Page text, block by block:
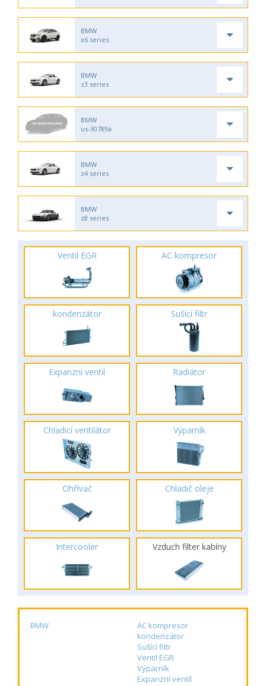
BMW
x6 series
BMW
z3 series
BMW
us-30789a
BMW
z4 series
BMW
z8 series
Ventil EGR AC kompresor
kondenzátor Sušící filtr
Expanzní ventil Radiátor
Chladicí ventilátor Výparník
Ohřívač Chladič oleje
Intercooler Vzduch filter kabíny
BMW
AC kompresor
kondenzátor
Sušící filtr
Ventil EGR
Výparník
Expanzní ventil